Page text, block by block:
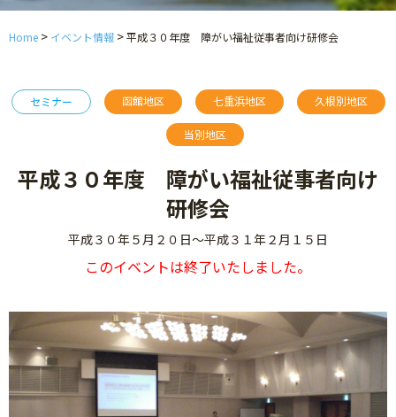
Home > イベント情報 >平成３０年度 障がい福祉従事者向け研修会
セミナー 函館地区 七重浜地区 久根別地区
当別地区
平成３０年度 障がい福祉従事者向け
研修会
平成３０年５月２０日～平成３１年２月１５日
このイベントは終了いたしました。